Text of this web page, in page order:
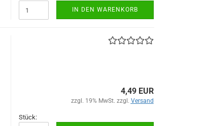
IN DEN WARENKORB
4,49 EUR
zzgl. 19% MwSt. zzgl. Versand
Stück: